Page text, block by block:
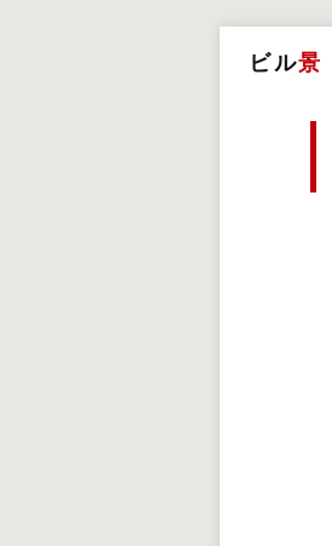
ビル景